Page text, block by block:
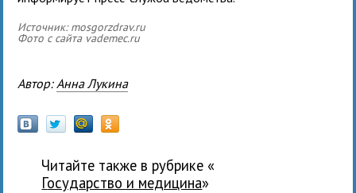
Источник: mosgorzdrav.ru
Фото с сайта vademec.ru
Автор: Анна Лукина
Читайте также в рубрике «
государство и медицина»